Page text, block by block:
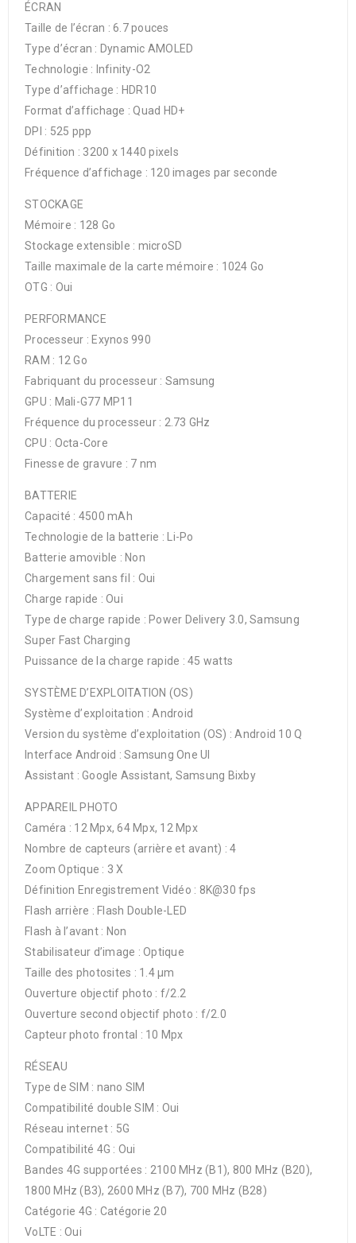
ÉCRAN
Taille de l’écran : 6.7 pouces
Type d’écran : Dynamic AMOLED
Technologie : Infinity-O2
Type d’affichage : HDR10
Format d’affichage : Quad HD+
DPI : 525 ppp
Définition : 3200 x 1440 pixels
Fréquence d’affichage : 120 images par seconde
STOCKAGE
Mémoire : 128 Go
Stockage extensible : microSD
Taille maximale de la carte mémoire : 1024 Go
OTG : Oui
PERFORMANCE
Processeur : Exynos 990
RAM : 12 Go
Fabriquant du processeur : Samsung
GPU : Mali-G77 MP11
Fréquence du processeur : 2.73 GHz
CPU : Octa-Core
Finesse de gravure : 7 nm
BATTERIE
Capacité : 4500 mAh
Technologie de la batterie : Li-Po
Batterie amovible : Non
Chargement sans fil : Oui
Charge rapide : Oui
Type de charge rapide : Power Delivery 3.0, Samsung
Super Fast Charging
Puissance de la charge rapide : 45 watts
SYSTÈME D’EXPLOITATION (OS)
Système d’exploitation : Android
Version du système d’exploitation (OS) : Android 10 Q
Interface Android : Samsung One UI
Assistant : Google Assistant, Samsung Bixby
APPAREIL PHOTO
Caméra : 12 Mpx, 64 Mpx, 12 Mpx
Nombre de capteurs (arrière et avant) : 4
Zoom Optique : 3 X
Définition Enregistrement Vidéo : 8K@30 fps
Flash arrière : Flash Double-LED
Flash à l’avant : Non
Stabilisateur d’image : Optique
Taille des photosites : 1.4 µm
Ouverture objectif photo : f/2.2
Ouverture second objectif photo : f/2.0
Capteur photo frontal : 10 Mpx
RÉSEAU
Type de SIM : nano SIM
Compatibilité double SIM : Oui
Réseau internet : 5G
Compatibilité 4G : Oui
Bandes 4G supportées : 2100 MHz (B1), 800 MHz (B20),
1800 MHz (B3), 2600 MHz (B7), 700 MHz (B28)
Catégorie 4G : Catégorie 20
VoLTE : Oui